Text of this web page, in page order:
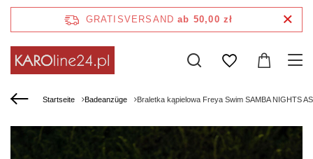
GRATISVERSAND ab 50,00 zł
Startseite Badeanzüge Braletka kąpielowa Freya Swim SAMBA NIGHTS